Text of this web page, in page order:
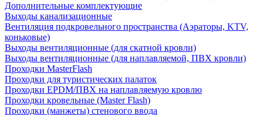
Дополнительные комплектующие
Выходы канализационные
Вентиляция подкровельного пространства (Аэраторы, KTV,
коньковые)
Выходы вентиляционные (для скатной кровли)
Выходы вентиляционные (для наплавляемой, ПВХ кровли)
Проходки MasterFlash
Проходки для туристических палаток
Проходки EPDM/ПВХ на наплавляемую кровлю
Проходки кровельные (Master Flash)
Проходки (манжеты) стенового ввода